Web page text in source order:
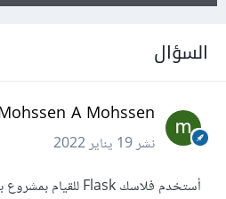
السؤال
Mohssen A Mohssen
نشر19 يناير 2022